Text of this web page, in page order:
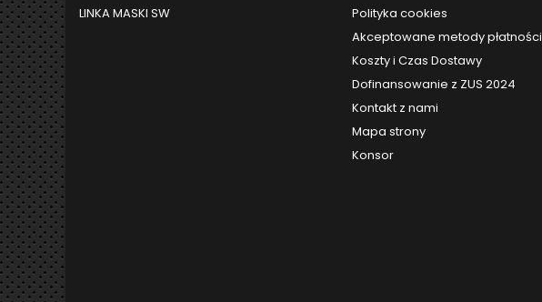
LINKA MASKI SW
Polityka cookies
Akceptowane metody płatności
Koszty i Czas Dostawy
Dofinansowanie z ZUS 2024
Kontakt z nami
Mapa strony
Konsor